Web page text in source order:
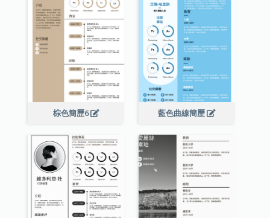
棕色簡歷6 藍色曲線簡歷